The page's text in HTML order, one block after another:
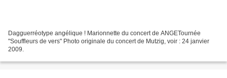
Dagguerréotype angélique ! Marionnette du concert de ANGETournée
"Souffleurs de vers" Photo originale du concert de Mutzig, voir : 24 janvier
2009.